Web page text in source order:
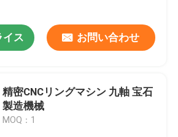
イス お問い合わせ
精密CNCリングマシン 九軸 宝石
製造機械
MOQ：1